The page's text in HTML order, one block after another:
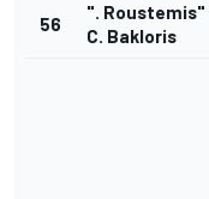
56
". Roustemis"
C. Bakloris